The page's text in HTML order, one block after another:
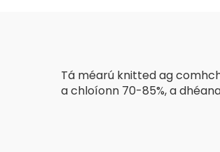
Tá méarú knitted ag
a chloíonn 70-85%, a